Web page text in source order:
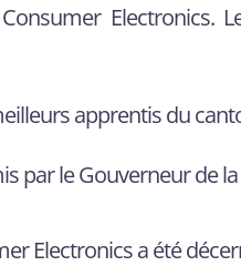
Electronics.
apprentis du
par le Gouverneur de
Electronics a été